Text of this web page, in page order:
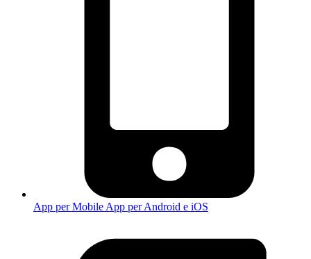
App per Mobile App per Android e iOS